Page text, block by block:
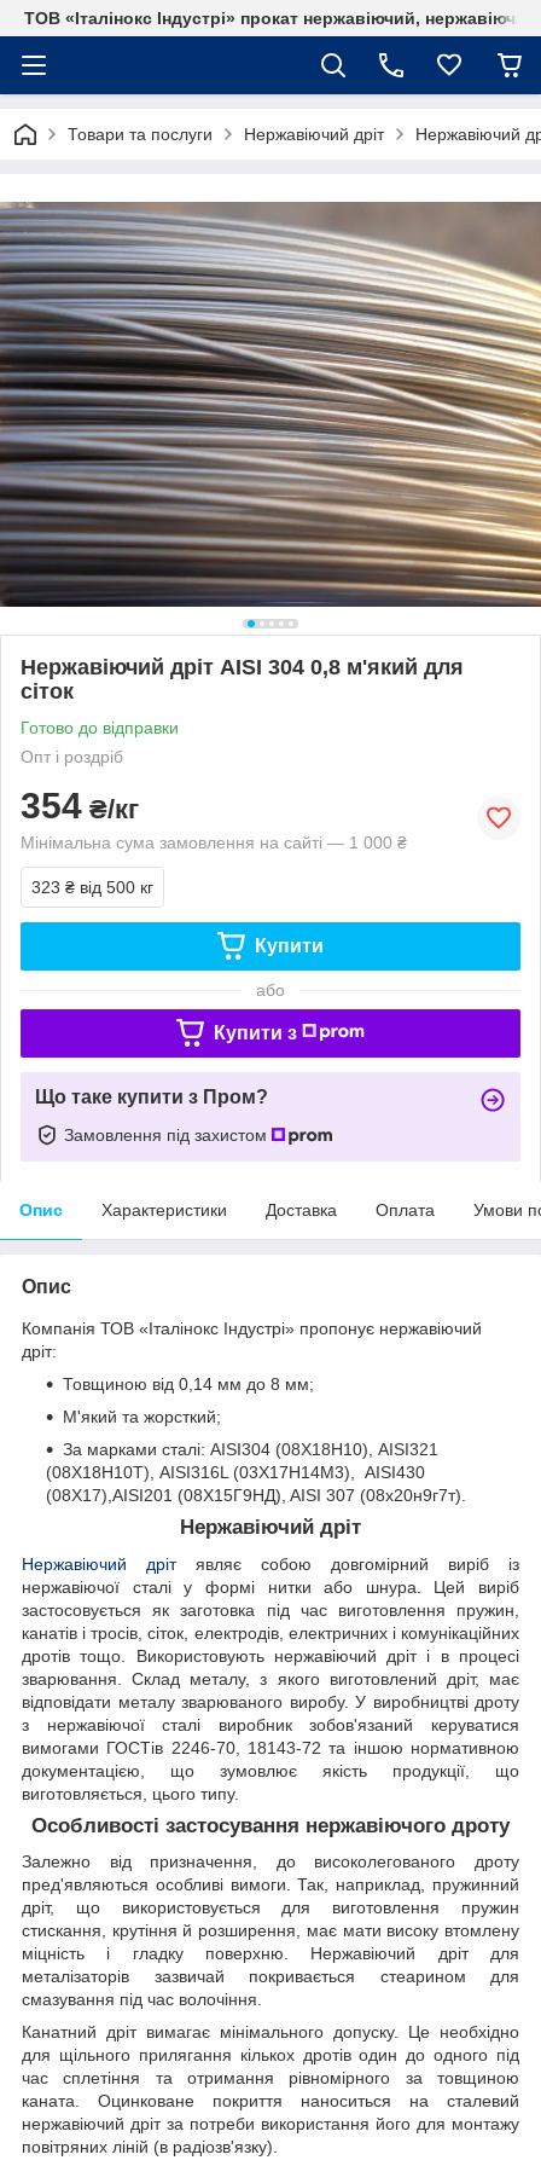
ТОВ «Італінокс Індустрі» прокат нержавіючий, нержавіюча
Товари та послуги Нержавіючий дріт Нержавіючий
Нержавіючий дріт AISI 304 0,8 м'який для
сіток
Готово до відправки
Опт і роздріб
354 ₴/кг
Мінімальна сума замовлення на сайті — 1 000 ₴
323 ₴ від 500 кг
Купити
або
Купити з
Що таке купити з Пром?
Замовлення під захистом
Опис Характеристики Доставка Оплата Умови
Опис
Компанія ТОВ «Італінокс Індустрі» пропонує нержавіючий
дріт:
Товщиною від 0,14 мм до 8 мм;
М'який та жорсткий;
За марками сталі: AISI304 (08Х18Н10), AISI321
(08Х18Н10Т), AISI316L (03Х17Н14М3), AISI430
(08Х17),AISI201 (08Х15Г9НД), AISI 307 (08х20н9г7т).
Нержавіючий дріт
Нержавіючий дрітявляє собою довгомірний виріб із
нержавіючої сталі у формі нитки або шнура. Цей виріб
застосовується як заготовка під час виготовлення пружин,
канатів і тросів, сіток, електродів, електричних і комунікаційних
дротів тощо. Використовують нержавіючий дріт і в процесі
зварювання. Склад металу, з якого виготовлений дріт, має
відповідати металу зварюваного виробу. У виробництві дроту
з нержавіючої сталі виробник зобов'язаний керуватися
вимогами ГОСТів 2246-70, 18143-72 та іншою нормативною
документацією, що зумовлює якість продукції, що
виготовляється, цього типу.
Особливості застосування нержавіючого дроту
Залежно від призначення, до високолегованого дроту
пред'являються особливі вимоги. Так, наприклад, пружинний
дріт, що використовується для виготовлення пружин
стискання, крутіння й розширення, має мати високу втомлену
міцність і гладку поверхню. Нержавіючий дріт для
металізаторів зазвичай покривається стеарином для
смазування під час волочіння.
Канатний дріт вимагає мінімального допуску. Це необхідно
для щільного прилягання кількох дротів один до одного під
час сплетіння та отримання рівномірного за товщиною
каната. Оцинковане покриття наноситься на сталевий
нержавіючий дріт за потреби використання його для монтажу
повітряних ліній (в радіозв'язку).